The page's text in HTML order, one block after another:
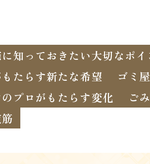
知っておきたい大切なポイ
たらす新たな希望
ゴミ
プロがもたらす変化
ご